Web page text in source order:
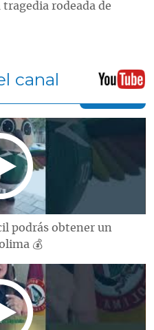
rodeada de
canal
podrás obtener un
💰